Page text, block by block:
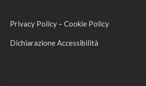
Privacy Policy – Cookie Policy
Dichiarazione Accessibilità